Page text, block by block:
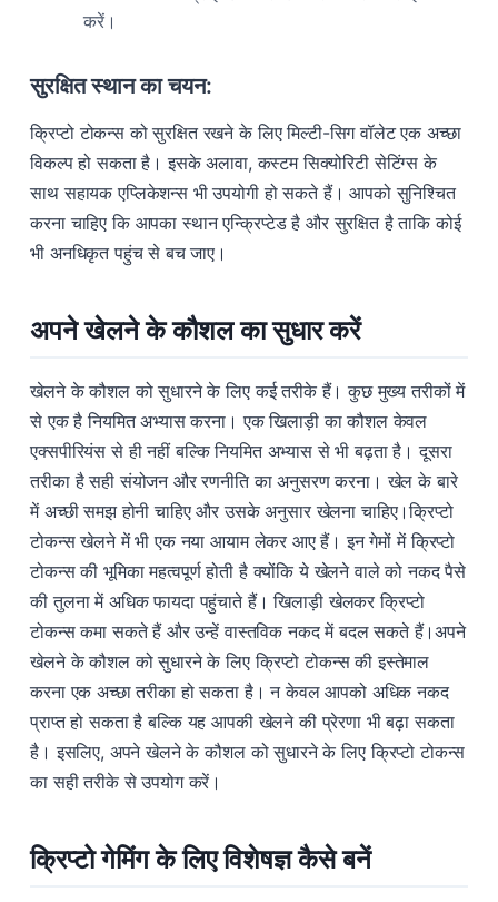
करें।
सुरक्षित स्थान का चयन:
क्रिप्टो टोकन्स को सुरक्षित रखने के लिए मिल्टी-सिग वॉलेट एक अच्छा
विकल्प हो सकता है। इसके अलावा, कस्टम सिक्योरिटी सेटिंग्स के
साथ सहायक एप्लिकेशन्स भी उपयोगी हो सकते हैं। आपको सुनिश्चित
करना चाहिए कि आपका स्थान एन्क्रिप्टेड है और सुरक्षित है ताकि कोई
भी अनधिकृत पहुंच से बच जाए।
अपने खेलने के कौशल का सुधार करें
खेलने के कौशल को सुधारने के लिए कई तरीके हैं। कुछ मुख्य तरीकों में
से एक है नियमित अभ्यास करना। एक खिलाड़ी का कौशल केवल
एक्सपीरियंस से ही नहीं बल्कि नियमित अभ्यास से भी बढ़ता है। दूसरा
तरीका है सही संयोजन और रणनीति का अनुसरण करना। खेल के बारे
में अच्छी समझ होनी चाहिए और उसके अनुसार खेलना चाहिए।क्रिप्टो
टोकन्स खेलने में भी एक नया आयाम लेकर आए हैं। इन गेमों में क्रिप्टो
टोकन्स की भूमिका महत्वपूर्ण होती है क्योंकि ये खेलने वाले को नकद पैसे
की तुलना में अधिक फायदा पहुंचाते हैं। खिलाड़ी खेलकर क्रिप्टो
टोकन्स कमा सकते हैं और उन्हें वास्तविक नकद में बदल सकते हैं।अपने
खेलने के कौशल को सुधारने के लिए क्रिप्टो टोकन्स की इस्तेमाल
करना एक अच्छा तरीका हो सकता है। न केवल आपको अधिक नकद
प्राप्त हो सकता है बल्कि यह आपकी खेलने की प्रेरणा भी बढ़ा सकता
है। इसलिए, अपने खेलने के कौशल को सुधारने के लिए क्रिप्टो टोकन्स
का सही तरीके से उपयोग करें।
क्रिप्टो गेमिंग के लिए विशेषज्ञ कैसे बनें